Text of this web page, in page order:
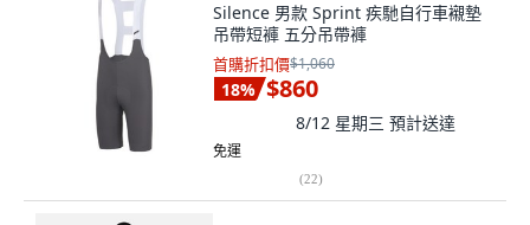
Silence 男款 Sprint 疾馳自行車襯墊
吊帶短褲 五分吊帶褲
首購折扣價$1,060
18% $860
8/12 星期三 預計送達
免運
(22)